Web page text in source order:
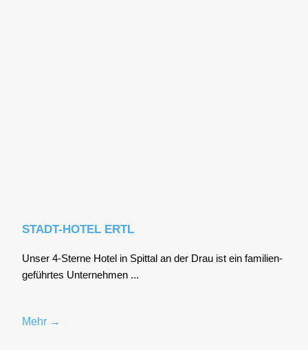
STADT-HOTEL ERTL
Unser 4‑Sterne Hotel in Spit­tal an der Drau ist ein fami­li­en­
ge­führ­tes Unter­neh­men ...
Mehr →